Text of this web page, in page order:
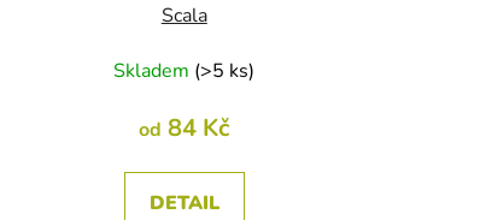
Scala
Skladem (>5 ks)
od 84 Kč
DETAIL